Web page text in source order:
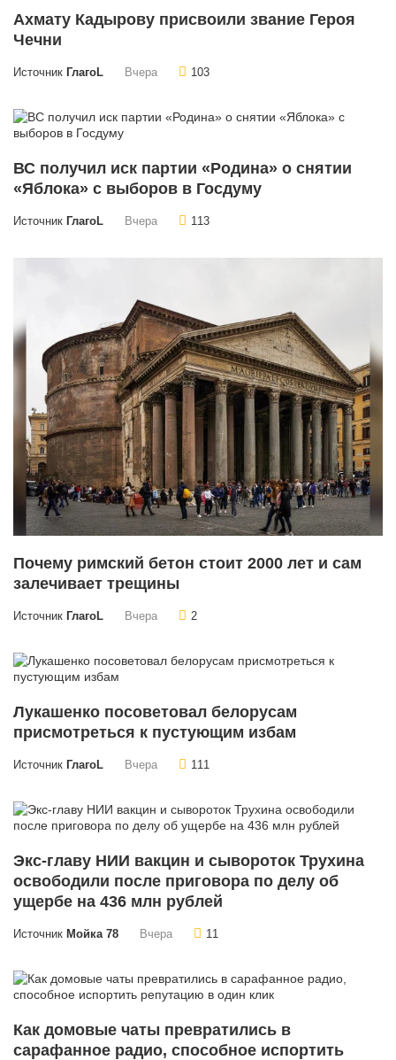
Ахмату Кадырову присвоили звание Героя
Чечни
Источник ГлагоL Вчера 103
ВС получил иск партии «Родина» о снятии
«Яблока» с выборов в Госдуму
Источник ГлагоL Вчера 113
Почему римский бетон стоит 2000 лет и сам
залечивает трещины
Источник ГлагоL Вчера 2
Лукашенко посоветовал белорусам
присмотреться к пустующим избам
Источник ГлагоL Вчера 111
Экс-главу НИИ вакцин и сывороток Трухина
освободили после приговора по делу об
ущербе на 436 млн рублей
Источник Мойка 78 Вчера 11
Как домовые чаты превратились в
сарафанное радио, способное испортить